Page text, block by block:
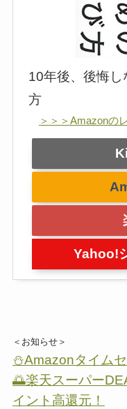
10年後、後悔
方
＞＞＞Amazonの
Yahoo!
＜お知らせ＞
⛄Amazonタイム
🌅楽天スーパー
イント高還元！